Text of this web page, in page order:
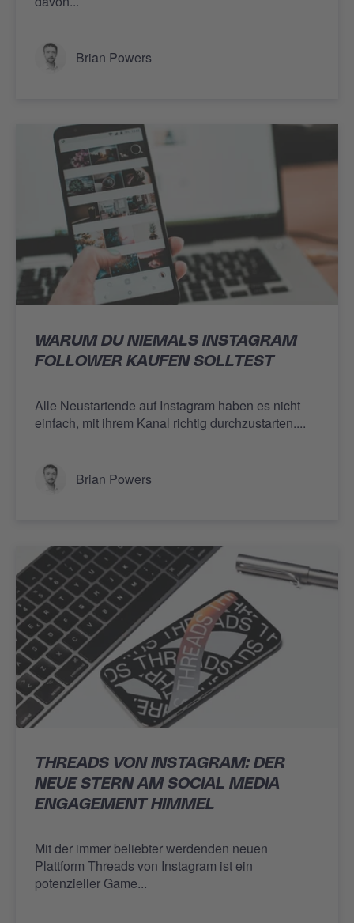
Brian Powers
WARUM DU NIEMALS INSTAGRAM
FOLLOWER KAUFEN SOLLTEST
Alle Neustartende auf Instagram haben es nicht
einfach, mit ihrem Kanal richtig durchzustarten....
Brian Powers
THREADS VON INSTAGRAM: DER
NEUE STERN AM SOCIAL MEDIA
ENGAGEMENT HIMMEL
Mit der immer beliebter werdenden neuen
Plattform Threads von Instagram ist ein
potenzieller Game...